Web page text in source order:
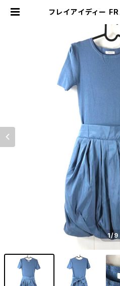
フレイアイディー
ート バックリボン
ブルー系 1サイ
al
1/9